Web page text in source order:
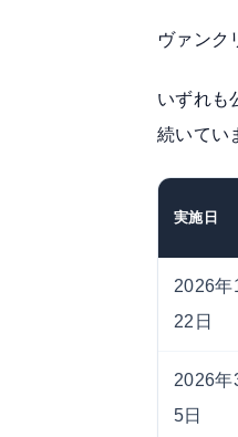
ヴァンク
いずれも
続いてい
実施日
2026年
22日
2026年
5日